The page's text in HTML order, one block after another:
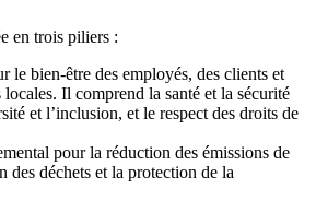
en trois piliers :
le bien-être des employés, des clients et
locales. Il comprend la santé et la sécurité
et l’inclusion, et le respect des droits de
pour la réduction des émissions de
des déchets et la protection de la